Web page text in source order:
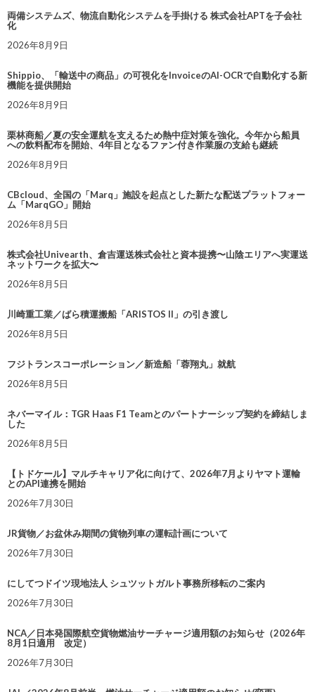
両備システムズ、物流自動化システムを手掛ける 株式会社APTを子会社
化
2026年8月9日
Shippio、「輸送中の商品」の可視化をInvoiceのAI-OCRで自動化する新
機能を提供開始
2026年8月9日
栗林商船／夏の安全運航を支えるため熱中症対策を強化。今年から船員
への飲料配布を開始、4年目となるファン付き作業服の支給も継続
2026年8月9日
CBcloud、全国の「Marq」施設を起点とした新たな配送プラットフォー
ム「MarqGO」開始
2026年8月5日
株式会社Univearth、倉吉運送株式会社と資本提携〜山陰エリアへ実運送
ネットワークを拡大〜
2026年8月5日
川崎重工業／ばら積運搬船「ARISTOS II」の引き渡し
2026年8月5日
フジトランスコーポレーション／新造船「蓉翔丸」就航
2026年8月5日
ネバーマイル：TGR Haas F1 Teamとのパートナーシップ契約を締結しま
した
2026年8月5日
【トドケール】マルチキャリア化に向けて、2026年7月よりヤマト運輸
とのAPI連携を開始
2026年7月30日
JR貨物／お盆休み期間の貨物列車の運転計画について
2026年7月30日
にしてつドイツ現地法人 シュツットガルト事務所移転のご案内
2026年7月30日
NCA／日本発国際航空貨物燃油サーチャージ適用額のお知らせ（2026年
8月1日適用 改定）
2026年7月30日